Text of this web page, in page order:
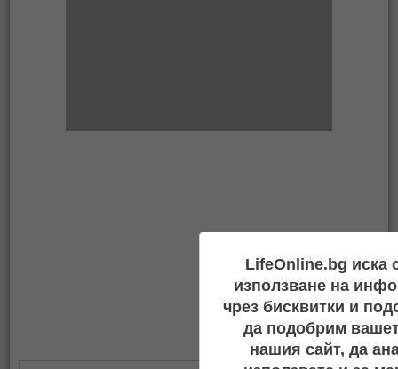
LifeOnline.bg иска
използване на
чрез бисквитки и
да подобрим
нашия сайт, да